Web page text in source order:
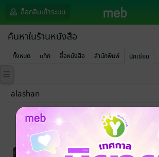
ล็อกอินเข้าระบบ
ค้นหาในร้านหนังสือ
ทั้งหมด แท็ก ชื่อหนังสือ สำนักพิมพ์ นักเขียน